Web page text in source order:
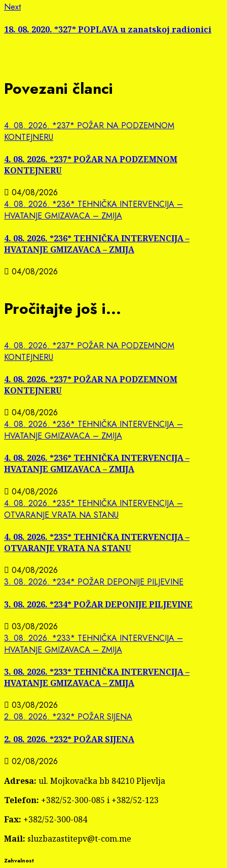
NextNext
18. 08. 2020. *327* POPLAVA u zanatskoj radionici
Povezani članci
4. 08. 2026. *237* POŽAR NA PODZEMNOM
KONTEJNERU
4. 08. 2026. *237* POŽAR NA PODZEMNOM
KONTEJNERU
04/08/2026
4. 08. 2026. *236* TEHNIČKA INTERVENCIJA –
HVATANJE GMIZAVACA – ZMIJA
4. 08. 2026. *236* TEHNIČKA INTERVENCIJA –
HVATANJE GMIZAVACA – ZMIJA
04/08/2026
Pročitajte još i...
4. 08. 2026. *237* POŽAR NA PODZEMNOM
KONTEJNERU
4. 08. 2026. *237* POŽAR NA PODZEMNOM
KONTEJNERU
04/08/2026
4. 08. 2026. *236* TEHNIČKA INTERVENCIJA –
HVATANJE GMIZAVACA – ZMIJA
4. 08. 2026. *236* TEHNIČKA INTERVENCIJA –
HVATANJE GMIZAVACA – ZMIJA
04/08/2026
4. 08. 2026. *235* TEHNIČKA INTERVENCIJA –
OTVARANJE VRATA NA STANU
4. 08. 2026. *235* TEHNIČKA INTERVENCIJA –
OTVARANJE VRATA NA STANU
04/08/2026
3. 08. 2026. *234* POŽAR DEPONIJE PILJEVINE
3. 08. 2026. *234* POŽAR DEPONIJE PILJEVINE
03/08/2026
3. 08. 2026. *233* TEHNIČKA INTERVENCIJA –
HVATANJE GMIZAVACA – ZMIJA
3. 08. 2026. *233* TEHNIČKA INTERVENCIJA –
HVATANJE GMIZAVACA – ZMIJA
03/08/2026
2. 08. 2026. *232* POŽAR SIJENA
2. 08. 2026. *232* POŽAR SIJENA
02/08/2026
Adresa: ul. Mojkovačka bb 84210 Pljevlja
Telefon: +382/52-300-085 i +382/52-123
Fax: +382/52-300-084
Mail: sluzbazastitepv@t-com.me
Zahvalnost